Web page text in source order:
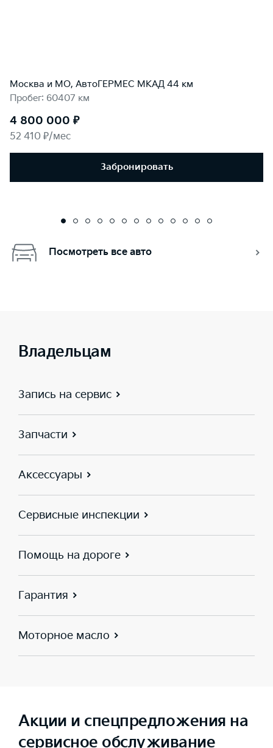
Москва и МО, АвтоГЕРМЕС МКАД 44 км
Пробег: 60407 км
4 800 000 ₽
52 410 ₽/мес
Забронировать
Посмотреть все авто
Владельцам
Запись на сервис
Запчасти
Аксессуары
Сервисные инспекции
Помощь на дороге
Гарантия
Моторное масло
Акции и спецпредложения на
сервисное обслуживание